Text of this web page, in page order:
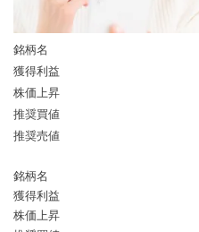
銘柄名
獲得利益
株価上昇
推奨買値
推奨売値
銘柄名
獲得利益
株価上昇